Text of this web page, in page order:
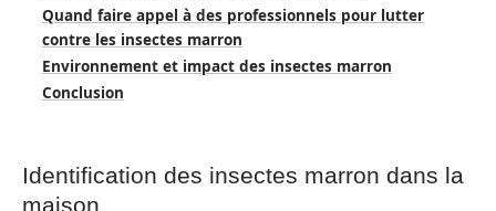
Quand faire appel à des professionnels pour lutter
contre les insectes marron
Environnement et impact des insectes marron
Conclusion
Identification des insectes marron dans la
maison